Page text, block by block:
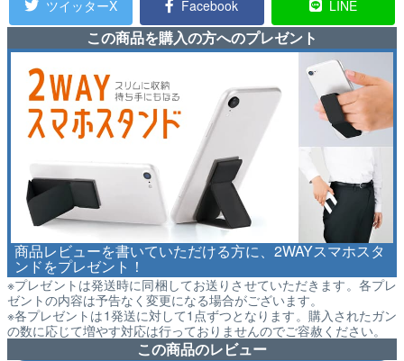
ツイッターX
Facebook LINE
この商品を購入の方へのプレゼント
商品レビューを書いていただける方に、2WAYスマホスタ
ンドをプレゼント！
※プレゼントは発送時に同梱してお送りさせていただきます。各プレ
ゼントの内容は予告なく変更になる場合がございます。
※各プレゼントは1発送に対して1点ずつとなります。購入されたガン
の数に応じて増やす対応は行っておりませんのでご容赦ください。
この商品のレビュー